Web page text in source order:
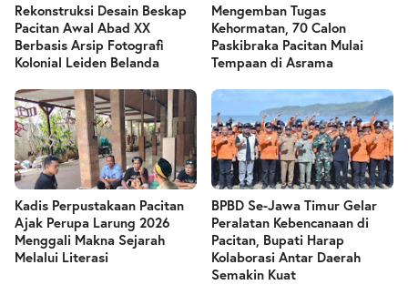
Rekonstruksi Desain Beskap
Pacitan Awal Abad XX
Berbasis Arsip Fotografi
Kolonial Leiden Belanda
Mengemban Tugas
Kehormatan, 70 Calon
Paskibraka Pacitan Mulai
Tempaan di Asrama
Kadis Perpustakaan Pacitan
Ajak Perupa Larung 2026
Menggali Makna Sejarah
Melalui Literasi
BPBD Se-Jawa Timur Gelar
Peralatan Kebencanaan di
Pacitan, Bupati Harap
Kolaborasi Antar Daerah
Semakin Kuat